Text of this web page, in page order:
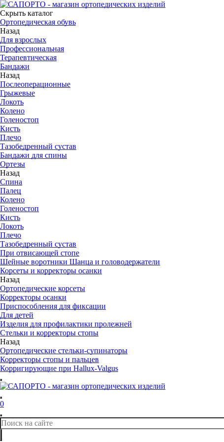
Скрыть каталог
Ортопедическая обувь
Назад
Для взрослых
Профессиональная
Терапевтическая
Бандажи
Назад
Послеоперационные
Грыжевые
Локоть
Колено
Голеностоп
Кисть
Плечо
Тазобедренный сустав
Бандажи для спины
Ортезы
Назад
Спина
Палец
Колено
Голеностоп
Кисть
Локоть
Плечо
Тазобедренный сустав
При отвисающей стопе
Шейные воротники Шанца и головодержатели
Корсеты и корректоры осанки
Назад
Ортопедические корсеты
Корректоры осанки
Приспособления для фиксации
Для детей
Изделия для профилактики пролежней
Стельки и корректоры стопы
Назад
Ортопедические стельки-супинаторы
Корректоры стопы и пальцев
Корригирующие при Hallux-Valgus
0